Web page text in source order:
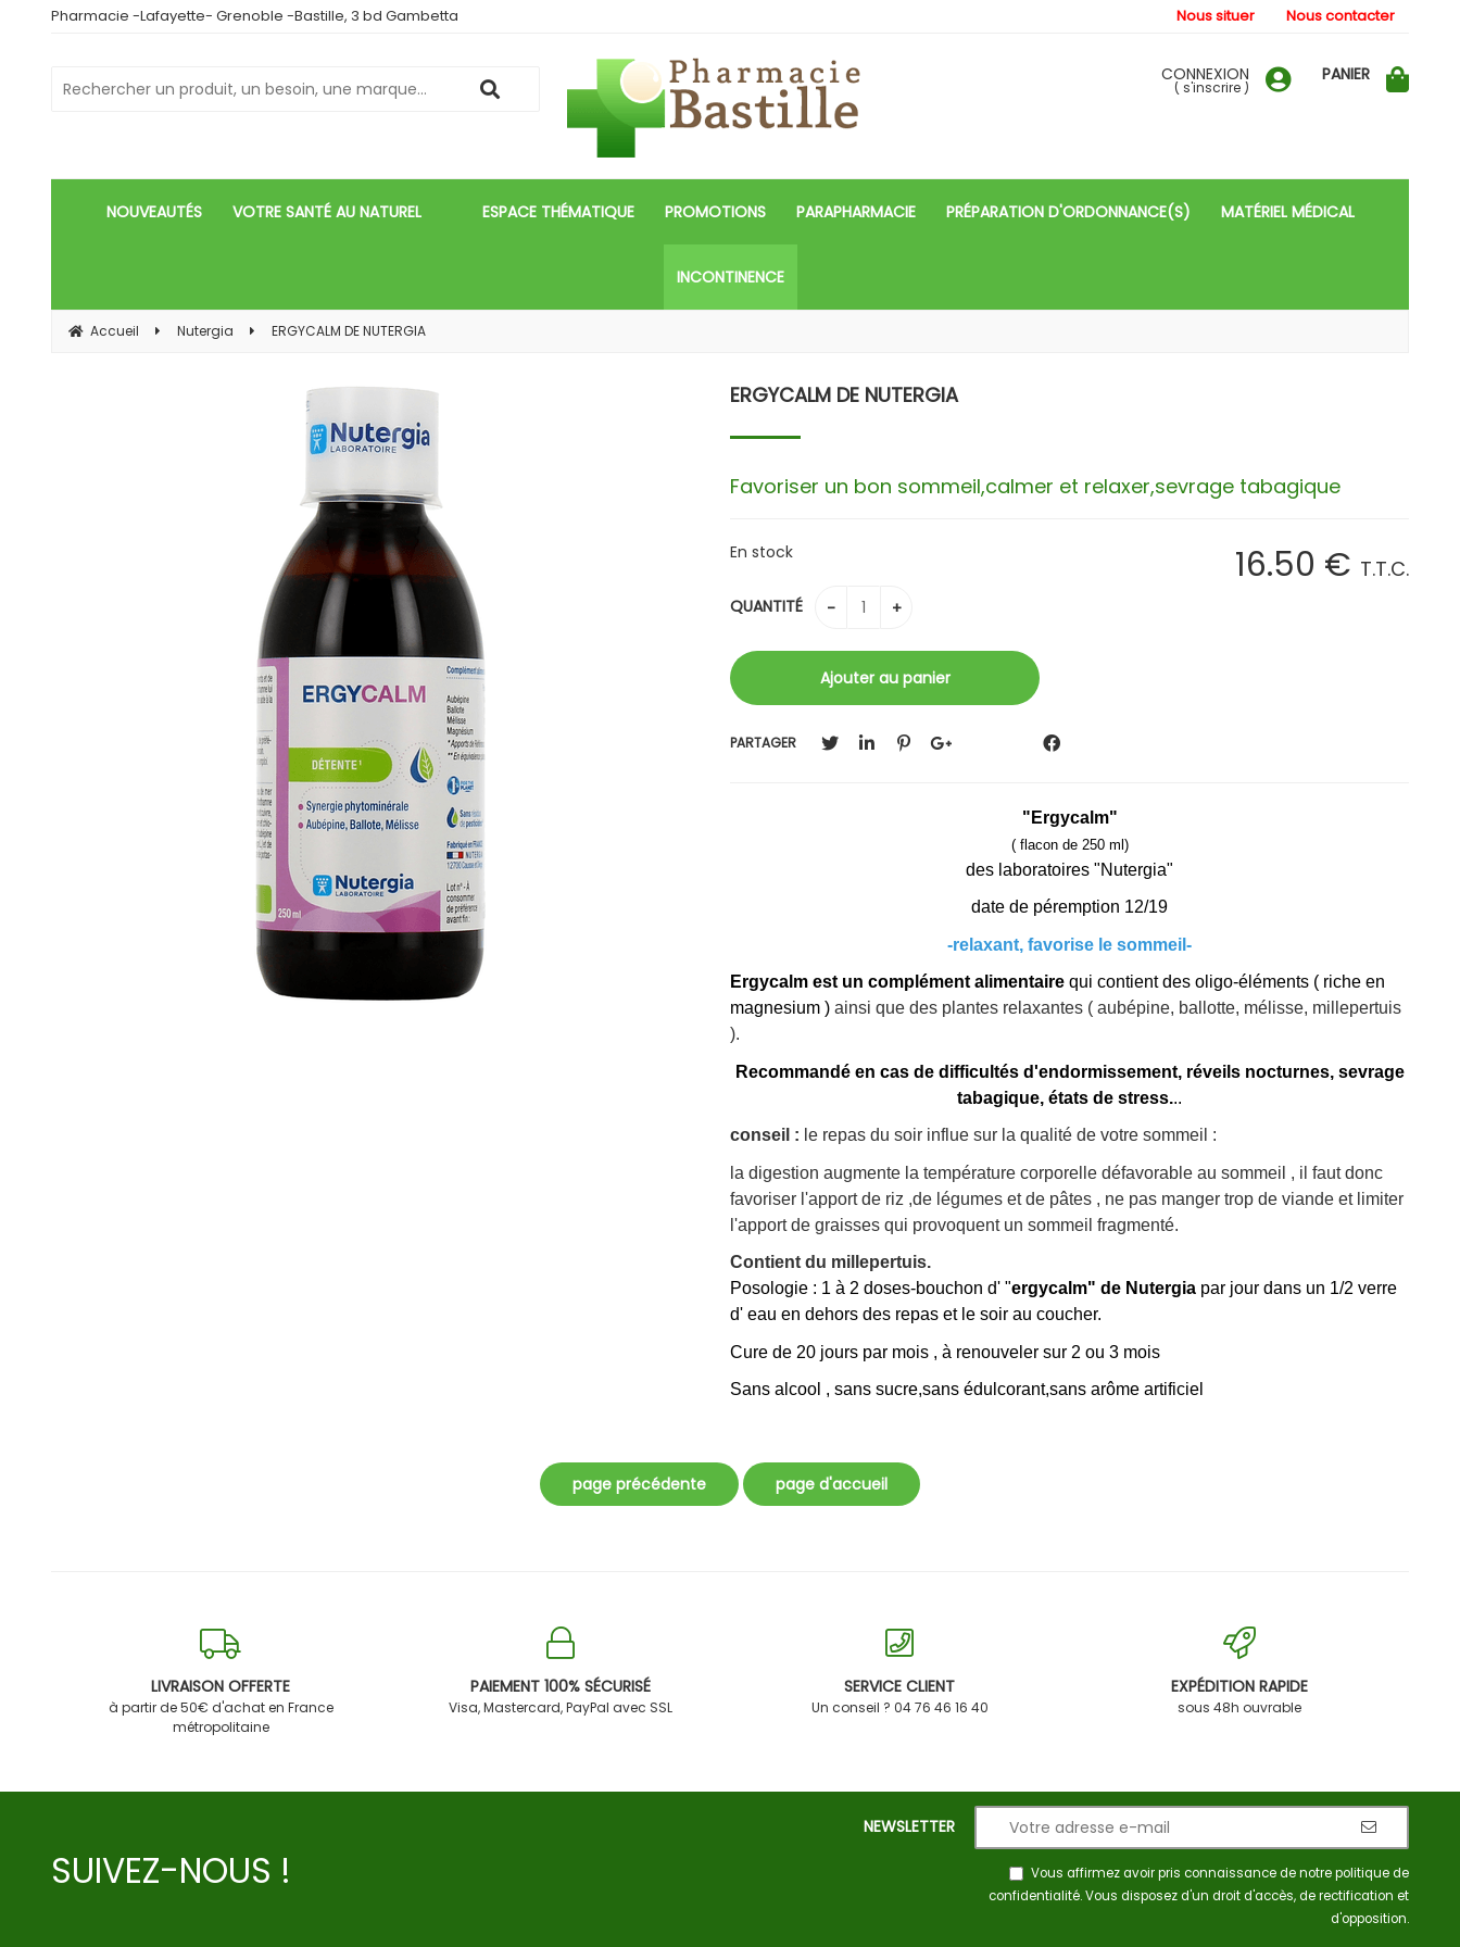
Pharmacie -Lafayette- Grenoble -Bastille, 3 bd Gambetta
CONNEXION
( s'inscrire )
PANIER
NOUVEAUTÉS VOTRE SANTÉ AU NATUREL ESPACE THÉMATIQUE PROMOTIONS PARAPHARMACIE PRÉPARATION D'ORDONNANCE(S) MATÉRIEL MÉDICAL
INCONTINENCE
Accueil Nutergia ERGYCALM DE NUTERGIA
ERGYCALM DE NUTERGIA
Favoriser un bon sommeil,calmer et relaxer,sevrage tabagique
16.50 € T.T.C.
En stock
QUANTITÉ
PARTAGER
"Ergycalm"
( flacon de 250 ml)
des laboratoires "Nutergia"
date de péremption 12/19
-relaxant, favorise le sommeil-
Ergycalm est un complément alimentaire qui contient des oligo-éléments ( riche en
magnesium ) ainsi que des plantes relaxantes ( aubépine, ballotte, mélisse, millepertuis
).
Recommandé en cas de difficultés d'endormissement, réveils nocturnes, sevrage
tabagique, états de stress...
conseil : le repas du soir influe sur la qualité de votre sommeil :
la digestion augmente la température corporelle défavorable au sommeil , il faut donc
favoriser l'apport de riz ,de légumes et de pâtes , ne pas manger trop de viande et limiter
l'apport de graisses qui provoquent un sommeil fragmenté.
Contient du millepertuis.
Posologie : 1 à 2 doses-bouchon d' "ergycalm" de Nutergia par jour dans un 1/2 verre
d' eau en dehors des repas et le soir au coucher.
Cure de 20 jours par mois , à renouveler sur 2 ou 3 mois
Sans alcool , sans sucre,sans édulcorant,sans arôme artificiel
Nous situer Nous contacter
LIVRAISON OFFERTE
à partir de 50€ d'achat en France
métropolitaine
PAIEMENT 100% SÉCURISÉ
Visa, Mastercard, PayPal avec SSL
SERVICE CLIENT
Un conseil ? 04 76 46 16 40
EXPÉDITION RAPIDE
sous 48h ouvrable
SUIVEZ-NOUS !
NEWSLETTER
Vous affirmez avoir pris connaissance de notrepolitique de
confidentialité. Vous disposez d'un droit d'accès, de rectification et
d'opposition.